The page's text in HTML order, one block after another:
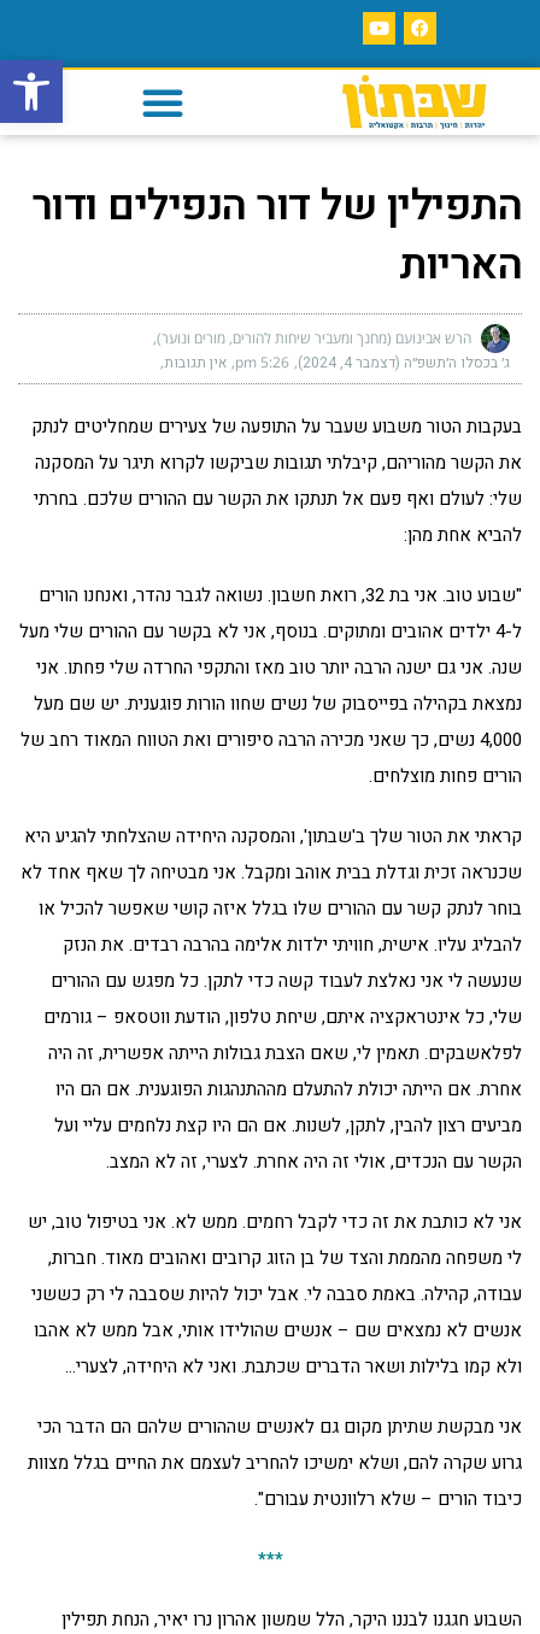
פתח
התפילין של דור הנפילים ודור
האריות
הרש אבינועם (מחנך ומעביר שיחות להורים, מורים ונוער)
ג׳ בכסלו ה׳תשפ״ה (דצמבר 4, 2024) 5:26 pm אין תגובות
בעקבות הטור משבוע שעבר על התופעה של צעירים שמחליטים לנתק
את הקשר מהוריהם, קיבלתי תגובות שביקשו לקרוא תיגר על המסקנה
שלי: לעולם ואף פעם אל תנתקו את הקשר עם ההורים שלכם. בחרתי
להביא אחת מהן:
"שבוע טוב. אני בת 32, רואת חשבון. נשואה לגבר נהדר, ואנחנו הורים
ל-4 ילדים אהובים ומתוקים. בנוסף, אני לא בקשר עם ההורים שלי מעל
שנה. אני גם ישנה הרבה יותר טוב מאז והתקפי החרדה שלי פחתו. אני
נמצאת בקהילה בפייסבוק של נשים שחוו הורות פוגענית. יש שם מעל
4,000 נשים, כך שאני מכירה הרבה סיפורים ואת הטווח המאוד רחב של
הורים פחות מוצלחים.
קראתי את הטור שלך ב'שבתון', והמסקנה היחידה שהצלחתי להגיע היא
שכנראה זכית וגדלת בבית אוהב ומקבל. אני מבטיחה לך שאף אחד לא
בוחר לנתק קשר עם ההורים שלו בגלל איזה קושי שאפשר להכיל או
להבליג עליו. אישית, חוויתי ילדות אלימה בהרבה רבדים. את הנזק
שנעשה לי אני נאלצת לעבוד קשה כדי לתקן. כל מפגש עם ההורים
שלי, כל אינטראקציה איתם, שיחת טלפון, הודעת ווטסאפ – גורמים
לפלאשבקים. תאמין לי, שאם הצבת גבולות הייתה אפשרית, זה היה
אחרת. אם הייתה יכולת להתעלם מההתנהגות הפוגענית. אם הם היו
מביעים רצון להבין, לתקן, לשנות. אם הם היו קצת נלחמים עליי ועל
הקשר עם הנכדים, אולי זה היה אחרת. לצערי, זה לא המצב.
אני לא כותבת את זה כדי לקבל רחמים. ממש לא. אני בטיפול טוב, יש
לי משפחה מהממת והצד של בן הזוג קרובים ואהובים מאוד. חברות,
עבודה, קהילה. באמת סבבה לי. אבל יכול להיות שסבבה לי רק כששני
אנשים לא נמצאים שם – אנשים שהולידו אותי, אבל ממש לא אהבו
ולא קמו בלילות ושאר הדברים שכתבת. ואני לא היחידה, לצערי…
אני מבקשת שתיתן מקום גם לאנשים שההורים שלהם הם הדבר הכי
גרוע שקרה להם, ושלא ימשיכו להחריב לעצמם את החיים בגלל מצוות
כיבוד הורים – שלא רלוונטית עבורם".
***
השבוע חגגנו לבננו היקר, הלל שמשון אהרון נרו יאיר, הנחת תפילין